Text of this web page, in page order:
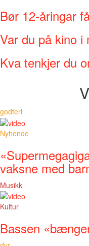
Bør 12-åringar
Var du på kino i
Kva tenkjer du
godteri
Nyhende
vaksne med
Musikk
Kultur
Bassen